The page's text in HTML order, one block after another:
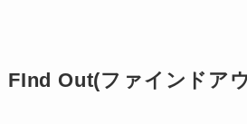
FInd Out(ファインドア